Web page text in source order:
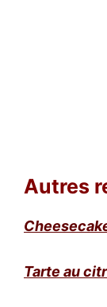
Autres
Tarte au